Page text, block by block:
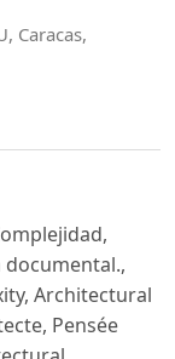
Caracas,
Architectural
Pensée